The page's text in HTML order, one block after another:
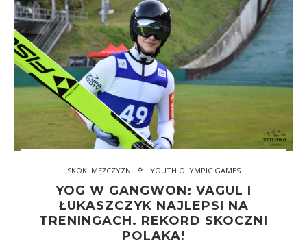
SKOKI MĘŻCZYZN YOUTH OLYMPIC GAMES
YOG W GANGWON: VAGUL I
ŁUKASZCZYK NAJLEPSI NA
TRENINGACH. REKORD SKOCZNI
POLAKA!